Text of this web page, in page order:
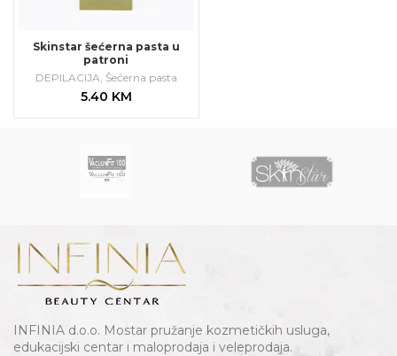
Skinstar šećerna pasta u
patroni
DEPILACIJA Šećerna pasta
5.40 KM
INFINIA d.o.o. Mostar pružanje kozmetičkih usluga,
edukacijski centar i maloprodaja i veleprodaja.